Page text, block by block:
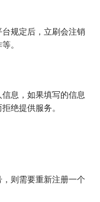
规定后，立刷会注销
。
息，如果填写的信息
绝提供服务。
则需要重新注册一个